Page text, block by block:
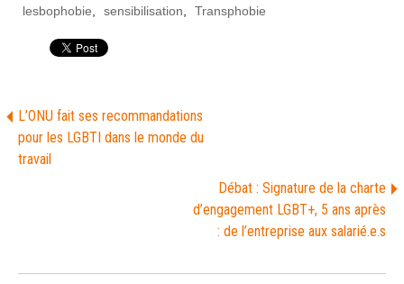
lesbophobie
sensibilisation Transphobie
L’ONU fait ses recommandations
pour les LGBTI dans le monde du
travail
Débat : Signature de la charte
d’engagement LGBT+, 5 ans après
: de l’entreprise aux salarié.e.s